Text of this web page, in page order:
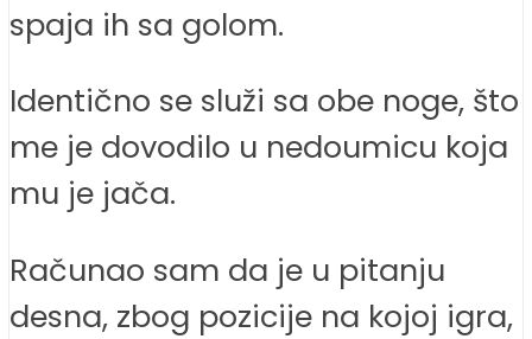
spaja ih sa golom.
Identično se služi sa obe noge, što
me je dovodilo u nedoumicu koja
mu je jača.
Računao sam da je u pitanju
desna, zbog pozicije na kojoj igra,